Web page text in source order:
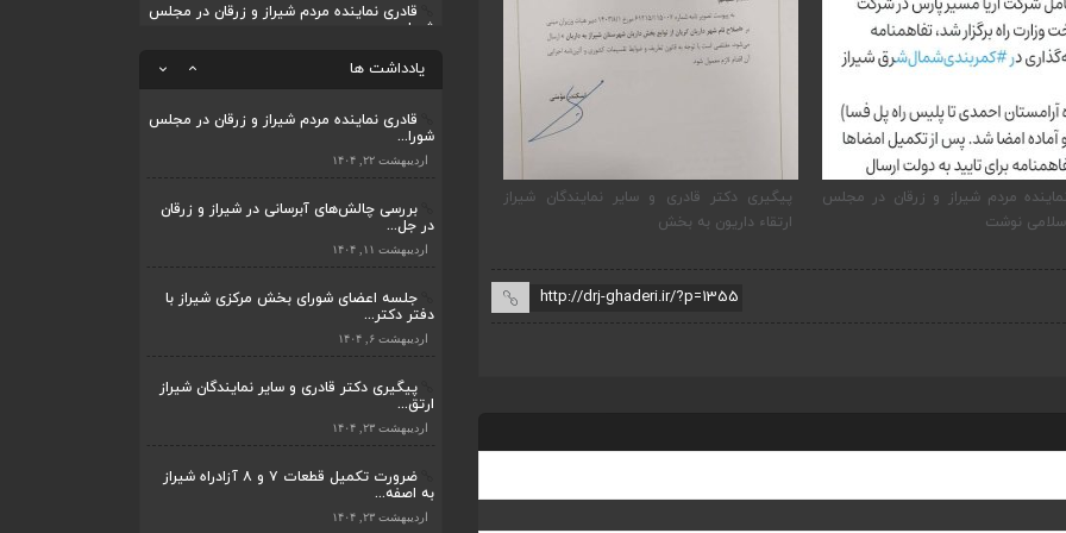
مردم شیراز و زرقان در مجلس
نوشت
پیگیری دکتر قادری و سایر نمایندگان شیراز
ارتقاء داریون به بخش
ضرورت تکمیل قطعات ۷ و ۸ آزادراه شیراز به
اصفهان
قادری نماینده مردم شیراز و زرقان در مجلس
شورا...
در جل...
اردیبهشت ۱۱, ۱۴۰۴
یادداشت ها
اردیبهشت ۲۳, ۱۴۰۴
قادری نماینده مردم شیراز و زرقان در مجلس
شورا...
اردیبهشت ۲۲, ۱۴۰۴
بررسی چالش‌های آبرسانی در شیراز و زرقان
در جل...
اردیبهشت ۱۱, ۱۴۰۴
جلسه اعضای شورای بخش مرکزی شیراز با
دفتر دکتر...
اردیبهشت ۶, ۱۴۰۴
پیگیری دکتر قادری و سایر نمایندگان شیراز
ارتق...
اردیبهشت ۲۳, ۱۴۰۴
ضرورت تکمیل قطعات ۷ و ۸ آزادراه شیراز
به اصفه...
اردیبهشت ۲۳, ۱۴۰۴